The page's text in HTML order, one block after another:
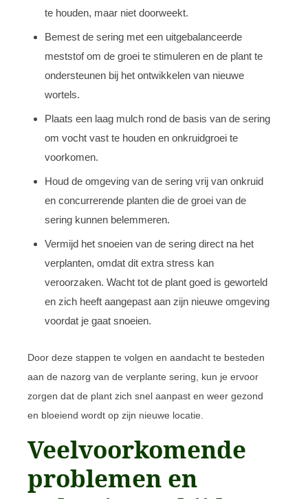
te houden, maar niet doorweekt.
Bemest de sering met een uitgebalanceerde
meststof om de groei te stimuleren en de plant te
ondersteunen bij het ontwikkelen van nieuwe
wortels.
Plaats een laag mulch rond de basis van de sering
om vocht vast te houden en onkruidgroei te
voorkomen.
Houd de omgeving van de sering vrij van onkruid
en concurrerende planten die de groei van de
sering kunnen belemmeren.
Vermijd het snoeien van de sering direct na het
verplanten, omdat dit extra stress kan
veroorzaken. Wacht tot de plant goed is geworteld
en zich heeft aangepast aan zijn nieuwe omgeving
voordat je gaat snoeien.
Door deze stappen te volgen en aandacht te besteden
aan de nazorg van de verplante sering, kun je ervoor
zorgen dat de plant zich snel aanpast en weer gezond
en bloeiend wordt op zijn nieuwe locatie.
Veelvoorkomende
problemen en